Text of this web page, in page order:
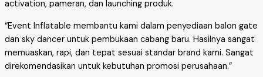
activation, pameran, dan launching produk.
“Event Inflatable membantu kami dalam penyediaan balon gate
dan sky dancer untuk pembukaan cabang baru. Hasilnya sangat
memuaskan, rapi, dan tepat sesuai standar brand kami. Sangat
direkomendasikan untuk kebutuhan promosi perusahaan.”